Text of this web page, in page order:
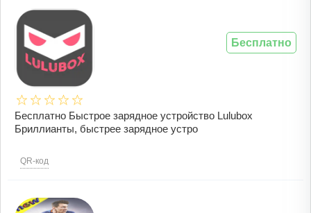
Бесплатно Быстрое зарядное устройство Lulubox
Бриллианты, быстрее зарядное устро
QR-код
Бесплатно